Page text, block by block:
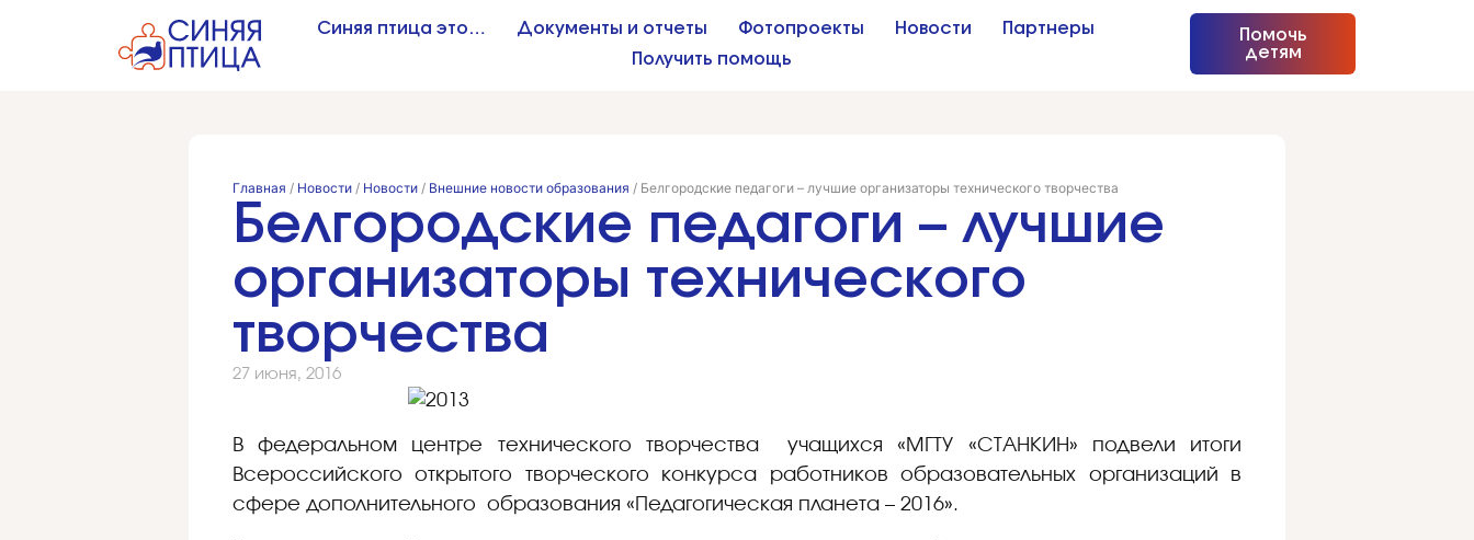
Синяя птица это… Документы и отчеты Фотопроекты Новости
Партнеры
Получить помощь
Помочь
детям
Главная / Новости / Новости / Внешние новости образования / Белгородские педагоги – лучшие организаторы технического творчества
Белгородские педагоги – лучшие
организаторы технического
творчества
27 июня, 2016
В федеральном центре технического творчества учащихся «МГТУ «СТАНКИН» подвели итоги
Всероссийского открытого творческого конкурса работников образовательных организаций в
сфере дополнительного образования «Педагогическая планета – 2016».